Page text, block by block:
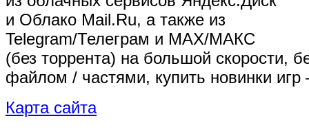
и Облако Mail.Ru, а также из
Telegram/Телеграм и MAX/МАКС
(без торрента) на большой скорости,
файлом / частями, купить новинки
Карта сайта